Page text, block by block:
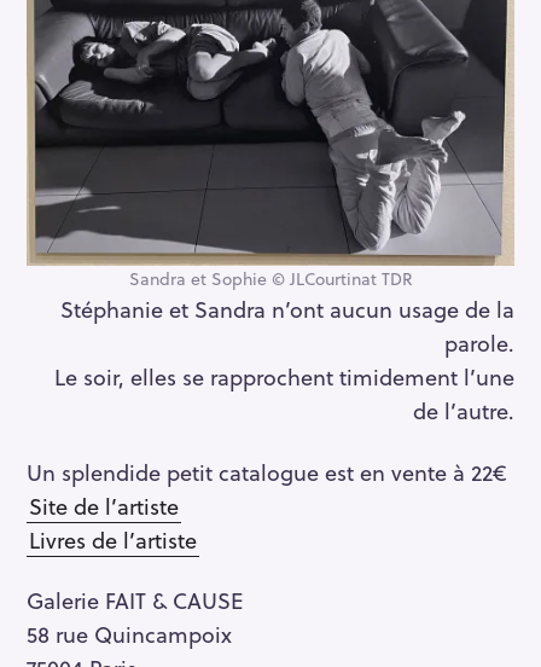
Sandra et Sophie © JLCourtinat TDR
Stéphanie et Sandra n’ont aucun usage de la
parole.
Le soir, elles se rapprochent timidement l’une
de l’autre.
Un splendide petit catalogue est en vente à 22€
Site de l’artiste
Livres de l’artiste
Galerie FAIT & CAUSE
58 rue Quincampoix